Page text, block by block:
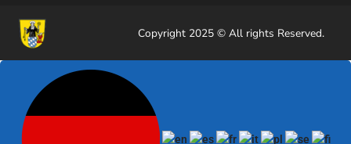
Copyright 2025 © All rights Reserved.